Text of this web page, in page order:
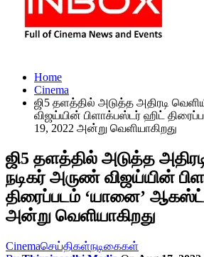
Home
Cinema
ஜி5 தளத்தில் அடுத்த அதிரடி
விஜய்யின் பிளாக்பஸ்டர் ஹிட்
19, 2022 அன்று வெளியாகிறது
ஜி5 தளத்தில் அடுத்த
நடிகர் அருண் விஜய்யின்
திரைப்படம் ‘யானை’ ஆகஸ்ட்
அன்று வெளியாகிறது
Cinemaசெய்திகள்நடிகைகள்